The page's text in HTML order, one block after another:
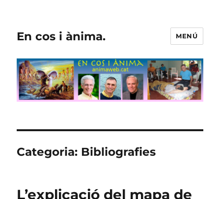
En cos i ànima. MENÚ
Categoria: Bibliografies
L’explicació del mapa de